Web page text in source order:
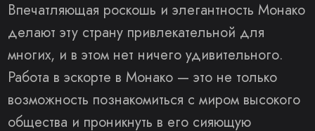
Впечатляющая роскошь и элегантность Монако
делают эту страну привлекательной для
многих, и в этом нет ничего удивительного.
Работа в эскорте в Монако — это не только
возможность познакомиться с миром высокого
общества и проникнуть в его сияющую